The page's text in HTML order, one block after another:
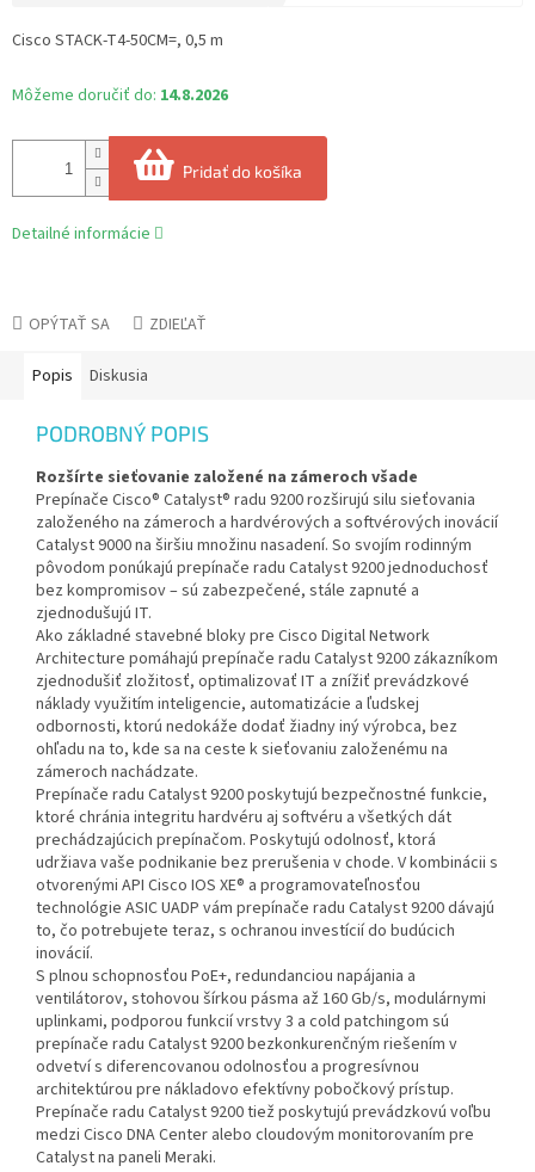
cena:
Môžeme doručiť do: 14.8.2026
Pridať do košíka
Cisco STACK-T4-50CM=, 0,5 m
Detailné informácie
OPÝTAŤ SA ZDIEĽAŤ
Popis Diskusia
PODROBNÝ POPIS
Rozšírte sieťovanie založené na zámeroch všade
Prepínače Cisco® Catalyst® radu 9200 rozširujú silu sieťovania
založeného na zámeroch a hardvérových a softvérových inovácií
Catalyst 9000 na širšiu množinu nasadení. So svojím rodinným
pôvodom ponúkajú prepínače radu Catalyst 9200 jednoduchosť
bez kompromisov – sú zabezpečené, stále zapnuté a
zjednodušujú IT.
Ako základné stavebné bloky pre Cisco Digital Network
Architecture pomáhajú prepínače radu Catalyst 9200 zákazníkom
zjednodušiť zložitosť, optimalizovať IT a znížiť prevádzkové
náklady využitím inteligencie, automatizácie a ľudskej
odbornosti, ktorú nedokáže dodať žiadny iný výrobca, bez
ohľadu na to, kde sa na ceste k sieťovaniu založenému na
zámeroch nachádzate.
Prepínače radu Catalyst 9200 poskytujú bezpečnostné funkcie,
ktoré chránia integritu hardvéru aj softvéru a všetkých dát
prechádzajúcich prepínačom. Poskytujú odolnosť, ktorá
udržiava vaše podnikanie bez prerušenia v chode. V kombinácii s
otvorenými API Cisco IOS XE® a programovateľnosťou
technológie ASIC UADP vám prepínače radu Catalyst 9200 dávajú
to, čo potrebujete teraz, s ochranou investícií do budúcich
inovácií.
S plnou schopnosťou PoE+, redundanciou napájania a
ventilátorov, stohovou šírkou pásma až 160 Gb/s, modulárnymi
uplinkami, podporou funkcií vrstvy 3 a cold patchingom sú
prepínače radu Catalyst 9200 bezkonkurenčným riešením v
odvetví s diferencovanou odolnosťou a progresívnou
architektúrou pre nákladovo efektívny pobočkový prístup.
Prepínače radu Catalyst 9200 tiež poskytujú prevádzkovú voľbu
medzi Cisco DNA Center alebo cloudovým monitorovaním pre
Catalyst na paneli Meraki.